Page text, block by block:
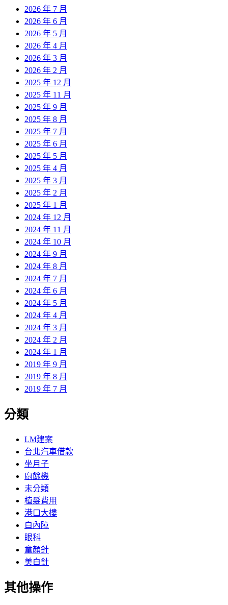
2026 年 7 月
2026 年 6 月
2026 年 5 月
2026 年 4 月
2026 年 3 月
2026 年 2 月
2025 年 12 月
2025 年 11 月
2025 年 9 月
2025 年 8 月
2025 年 7 月
2025 年 6 月
2025 年 5 月
2025 年 4 月
2025 年 3 月
2025 年 2 月
2025 年 1 月
2024 年 12 月
2024 年 11 月
2024 年 10 月
2024 年 9 月
2024 年 8 月
2024 年 7 月
2024 年 6 月
2024 年 5 月
2024 年 4 月
2024 年 3 月
2024 年 2 月
2024 年 1 月
2019 年 9 月
2019 年 8 月
2019 年 7 月
分類
LM建案
台北汽車借款
坐月子
廚餘機
未分類
植髮費用
港口大樓
白內障
眼科
童顏針
美白針
其他操作